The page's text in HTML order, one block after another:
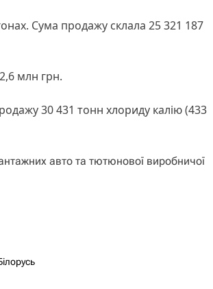
Сума продажу склала 25 321 187
млн грн.
30 431 тонн хлориду калію (433
авто та тютюнової виробничої